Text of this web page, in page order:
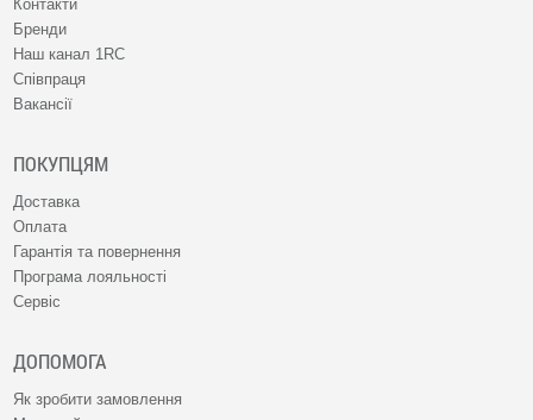
Контакти
Бренди
Наш канал 1RC
Співпраця
Вакансії
ПОКУПЦЯМ
Доставка
Оплата
Гарантія та повернення
Програма лояльності
Сервіс
ДОПОМОГА
Як зробити замовлення